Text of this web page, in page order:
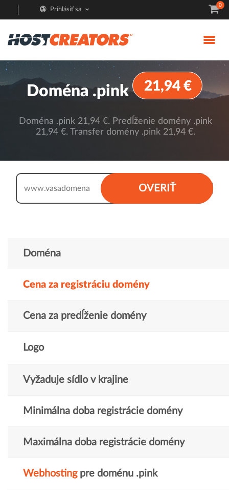
Prihlásiť sa
0
Doména .pink 21,94 €
Doména .pink 21,94 €. Predĺženie domény .pink
21,94 €. Transfer domény .pink 21,94 €.
OVERIŤ
www.
Doména
Cena za registráciu domény
Cena za predĺženie domény
Logo
Vyžaduje sídlo v krajine
Minimálna doba registrácie domény
Maximálna doba registrácie domény
Webhostingpre doménu .pink